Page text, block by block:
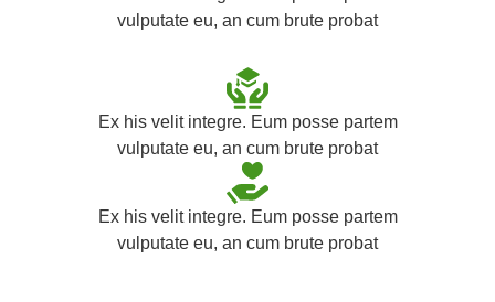
vulputate eu, an cum brute probat
Ex his velit integre. Eum posse partem
vulputate eu, an cum brute probat
Ex his velit integre. Eum posse partem
vulputate eu, an cum brute probat